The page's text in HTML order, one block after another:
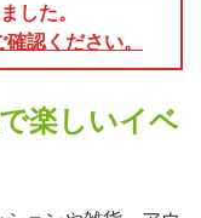
した。
認ください。
楽しいイベ